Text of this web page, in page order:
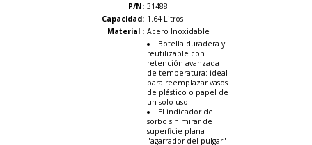
P/N: 31488
Capacidad: 1.64 Litros
Material : Acero Inoxidable
Botella duradera y
reutilizable con
retención avanzada
de temperatura: ideal
para reemplazar vasos
de plástico o papel de
un solo uso.
El indicador de
sorbo sin mirar de
superficie plana
"agarrador del pulgar"